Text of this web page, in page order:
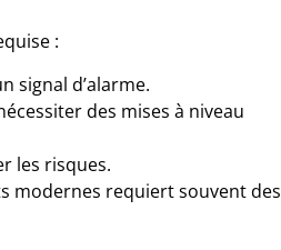
:
signal d’alarme.
des mises à niveau
les risques.
modernes requiert souvent des